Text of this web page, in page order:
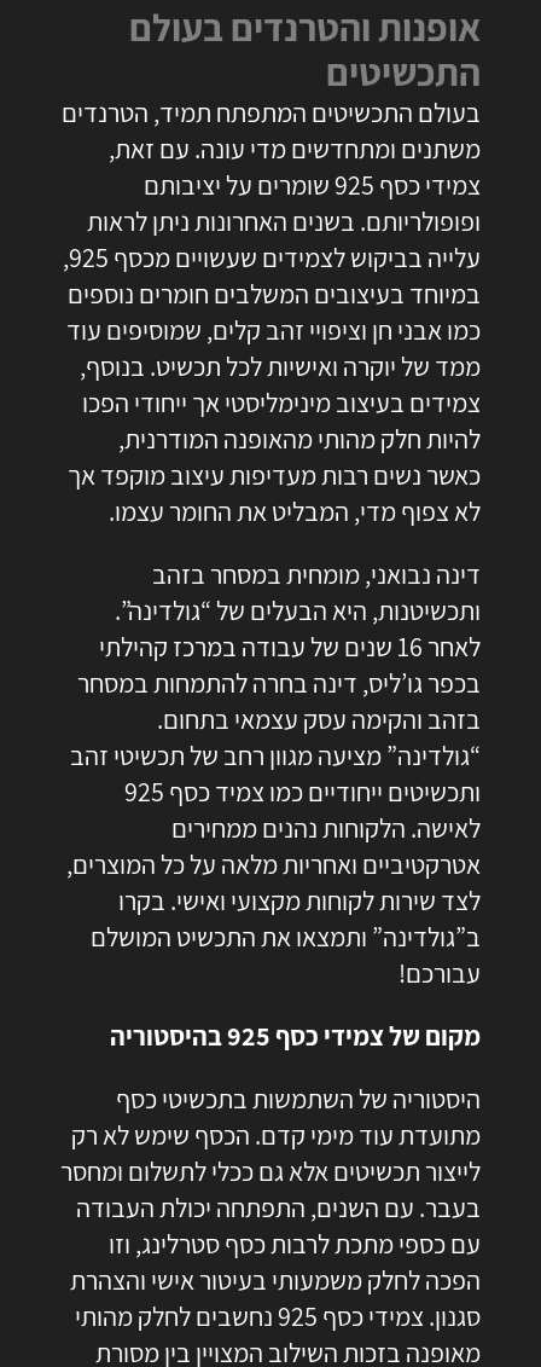
אופנות והטרנדים בעולם
התכשיטים
בעולם התכשיטים המתפתח תמיד, הטרנדים
משתנים ומתחדשים מדי עונה. עם זאת,
צמידי כסף 925 שומרים על יציבותם
ופופולריותם. בשנים האחרונות ניתן לראות
עלייה בביקוש לצמידים שעשויים מכסף 925,
במיוחד בעיצובים המשלבים חומרים נוספים
כמו אבני חן וציפויי זהב קלים, שמוסיפים עוד
ממד של יוקרה ואישיות לכל תכשיט. בנוסף,
צמידים בעיצוב מינימליסטי אך ייחודי הפכו
להיות חלק מהותי מהאופנה המודרנית,
כאשר נשים רבות מעדיפות עיצוב מוקפד אך
לא צפוף מדי, המבליט את החומר עצמו.
דינה נבואני, מומחית במסחר בזהב
ותכשיטנות, היא הבעלים של “גולדינה”.
לאחר 16 שנים של עבודה במרכז קהילתי
בכפר גו’ליס, דינה בחרה להתמחות במסחר
בזהב והקימה עסק עצמאי בתחום.
“גולדינה” מציעה מגוון רחב של תכשיטי זהב
ותכשיטים ייחודיים כמו
צמיד כסף 925
לאישה. הלקוחות נהנים ממחירים
אטרקטיביים ואחריות מלאה על כל המוצרים,
לצד שירות לקוחות מקצועי ואישי. בקרו
ב”גולדינה” ותמצאו את התכשיט המושלם
עבורכם!
מקום של צמידי כסף 925 בהיסטוריה
היסטוריה של השתמשות בתכשיטי כסף
מתועדת עוד מימי קדם. הכסף שימש לא רק
לייצור תכשיטים אלא גם ככלי לתשלום ומחסר
בעבר. עם השנים, התפתחה יכולת העבודה
עם כספי מתכת לרבות כסף סטרלינג, וזו
הפכה לחלק משמעותי בעיטור אישי והצהרת
סגנון. צמידי כסף 925 נחשבים לחלק מהותי
מאופנה בזכות השילוב המצויין בין מסורת